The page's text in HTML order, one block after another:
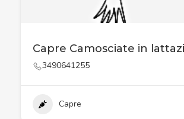
Capre Camosciate in
3490641255
Capre